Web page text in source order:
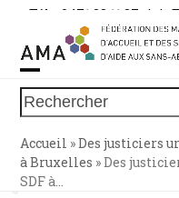
Skip
content
Tél. : 0471 38 11 37 | |
Rechercher
Open
mobile
menu
Close
mobile
menu
Accueil »Des justiciers
à Bruxelles »Des
SDF à…